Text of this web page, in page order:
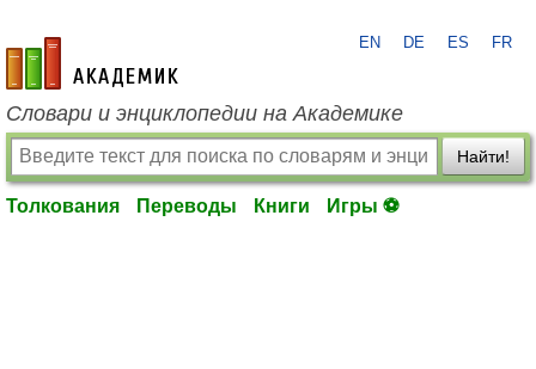
academic.ru
EN DE ES FR
Словари и энциклопедии на Академике
Найти!
Толкования Переводы Книги Игры ⚽